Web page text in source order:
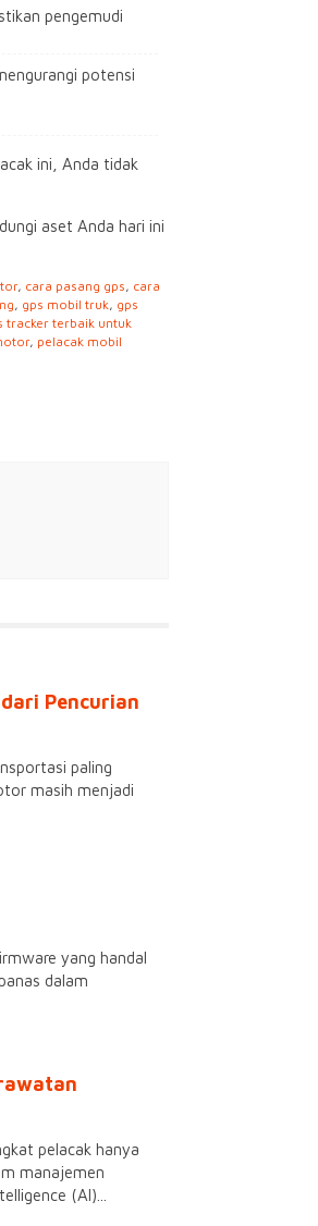
pengemudi
potensi
ini, Anda tidak
aset Anda hari ini
, cara pasang gps, cara
, gps mobil truk, gps
tracker terbaik untuk
, pelacak mobil
Pencurian
paling
masih menjadi
yang handal
dalam
pelacak hanya
manajemen
(AI)...